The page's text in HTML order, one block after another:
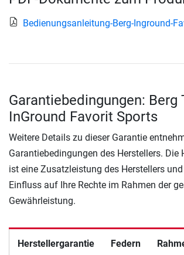
Bedienungsanleitung-Berg-Inground-
Garantiebedingungen: Berg
InGround Favorit Sports
Weitere Details zu dieser Garantie
Garantiebedingungen des Herstellers. Die
ist eine Zusatzleistung des Herstellers
Einfluss auf Ihre Rechte im Rahmen der
Gewährleistung.
Herstellergarantie Federn